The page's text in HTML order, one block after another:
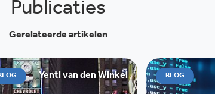
Publicaties
Gerelateerde artikelen
Yentl van den Winkel BLOG